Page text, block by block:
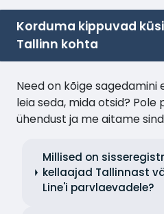
Korduma kippuvad
Tallinn kohta
Need on kõige sagedamini
leia seda, mida otsid?
ühendust ja me aitame
Millised on
kellaajad Tallinnast
Line'i parvlaevadele?